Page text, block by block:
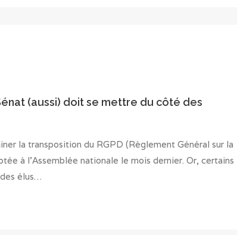
(aussi) doit se mettre du côté des
la transposition du RGPD (Règlement Général sur la
à l’Assemblée nationale le mois dernier. Or, certains
élus…